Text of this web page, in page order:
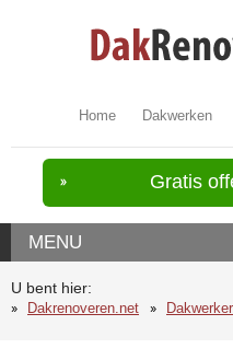
Home Dakwerken
Gratis
MENU
U bent hier:
Dakrenoveren.net